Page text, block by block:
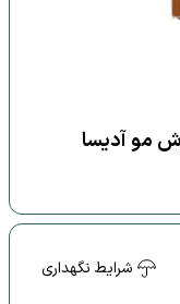
مو آدیسا
شرایط نگهداری